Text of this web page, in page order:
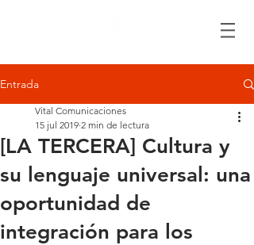
Entrada
[LA TERCERA] Cultura y
su lenguaje universal: una
oportunidad de
integración para los
Vital Comunicaciones
15 jul 2019 2 min de lectura